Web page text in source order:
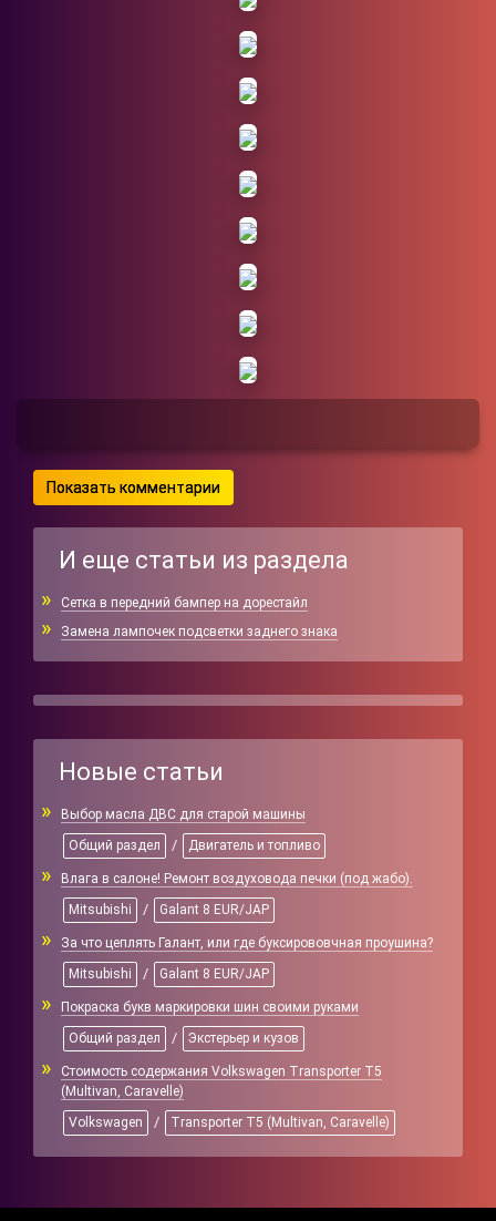
Показать комментарии
И еще статьи из раздела
Сетка в передний бампер на дорестайл
Замена лампочек подсветки заднего знака
Новые статьи
Выбор масла ДВС для старой машины
Общий раздел
/ Двигатель и топливо
Влага в салоне! Ремонт воздуховода печки (под жабо).
Mitsubishi
/ Galant 8 EUR/JAP
За что цеплять Галант, или где буксирововчная проушина?
Mitsubishi
/ Galant 8 EUR/JAP
Покраска букв маркировки шин своими руками
Общий раздел
/ Экстерьер и кузов
Стоимость содержания Volkswagen Transporter T5
(Multivan, Caravelle)
Volkswagen
/ Transporter T5 (Multivan, Caravelle)